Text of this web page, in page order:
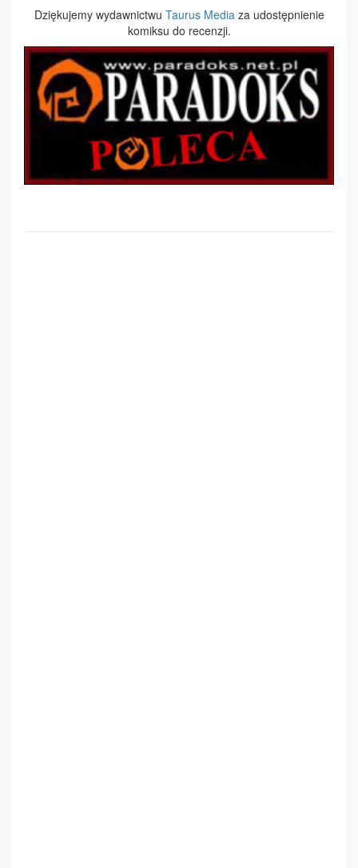
Dziękujemy wydawnictwu Taurus Mediaza udostępnienie
komiksu do recenzji.